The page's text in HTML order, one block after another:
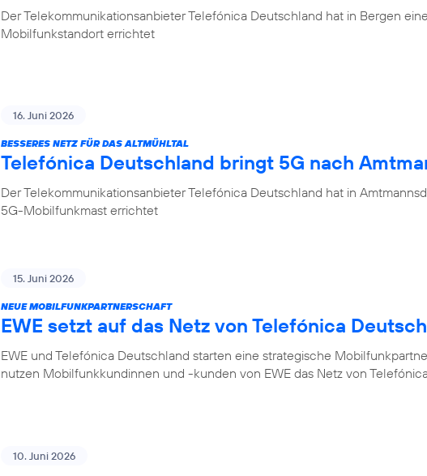
Der Telekommunikationsanbieter Telefónica Deutschland hat in Bergen
Mobilfunkstandort errichtet
16. Juni 2026
BESSERES NETZ FÜR DAS ALTMÜHLTAL
Telefónica Deutschland bringt 5G nach
Der Telekommunikationsanbieter Telefónica Deutschland hat in
5G-Mobilfunkmast errichtet
15. Juni 2026
NEUE MOBILFUNKPARTNERSCHAFT
EWE setzt auf das Netz von Telefónica
EWE und Telefónica Deutschland starten eine strategische
nutzen Mobilfunkkundinnen und -kunden von EWE das Netz von
10. Juni 2026